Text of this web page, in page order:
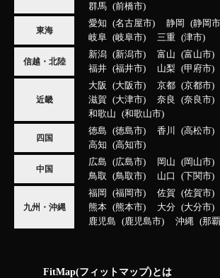
群馬
前橋市
東海
愛知 名古屋市 静岡
静岡市
岐阜
岐阜市 三重 津市
信越・北陸
新潟 新潟市 富山 富山市
福井
福井市 山梨 甲府市
近畿
大阪 大阪市 京都 京都市
滋賀
大津市 奈良
奈良市
和歌山
和歌山市
四国
徳島 徳島市 香川 高松市
高知
高知市
中国
広島 広島市 岡山 岡山市
鳥取
鳥取市 山口 下関市
九州・沖縄
福岡 福岡市 佐賀 佐賀市
熊本
熊本市 大分 大分市
鹿児島
鹿児島市 沖縄 那
FitMap(フィットマップ)とは